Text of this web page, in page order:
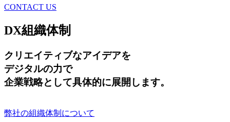
CONTACT US
DX組織体制
クリエイティブなアイデアを
デジタルの力で
企業戦略として具体的に展開します。
弊社の組織体制について